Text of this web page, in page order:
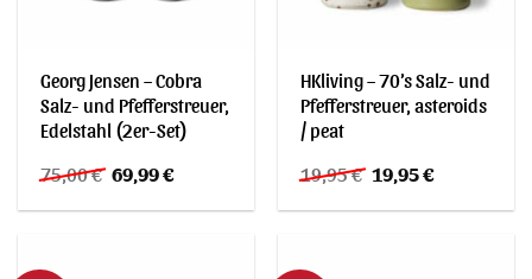
Georg Jensen – Cobra
Salz- und Pfefferstreuer,
Edelstahl (2er-Set)
75,00€ Ursprünglicher
Preis
war:
69,99€Aktueller
ist:
HKliving – 70’s Salz- und
Pfefferstreuer, asteroids
/ peat
19,95€ Ursprünglicher
Preis
war:
19,95€Aktueller
ist: